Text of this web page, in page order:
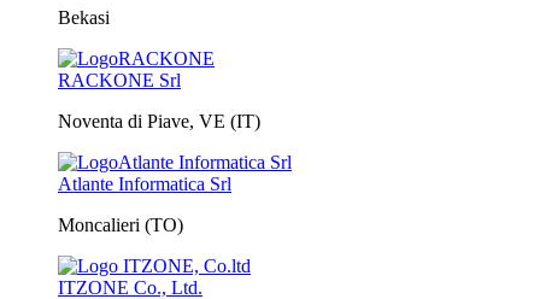
Bekasi
RACKONE Srl
Noventa di Piave, VE (IT)
Atlante Informatica Srl
Moncalieri (TO)
ITZONE Co., Ltd.